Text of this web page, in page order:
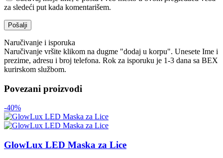
za sledeći put kada komentarišem.
Naručivanje i isporuka
Naručivanje vršite klikom na dugme "dodaj u korpu". Unesete Ime i
prezime, adresu i broj telefona. Rok za isporuku je 1-3 dana sa BEX
kurirskom službom.
Povezani proizvodi
-40%
GlowLux LED Maska za Lice